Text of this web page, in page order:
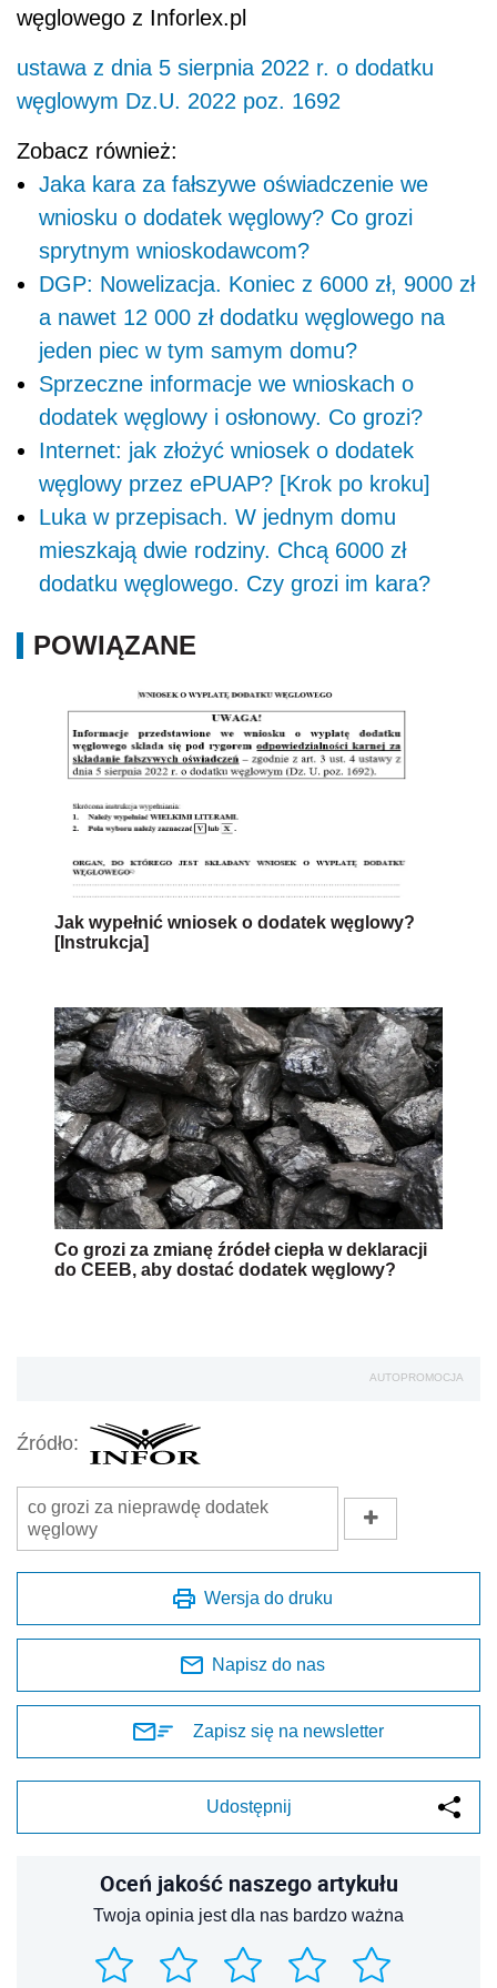
węglowego z Inforlex.pl
ustawa z dnia 5 sierpnia 2022 r. o dodatku
węglowym Dz.U. 2022 poz. 1692
Zobacz również:
Jaka kara za fałszywe oświadczenie we
wniosku o dodatek węglowy? Co grozi
sprytnym wnioskodawcom?
DGP: Nowelizacja. Koniec z 6000 zł, 9000 zł
a nawet 12 000 zł dodatku węglowego na
jeden piec w tym samym domu?
Sprzeczne informacje we wnioskach o
dodatek węglowy i osłonowy. Co grozi?
Internet: jak złożyć wniosek o dodatek
węglowy przez ePUAP? [Krok po kroku]
Luka w przepisach. W jednym domu
mieszkają dwie rodziny. Chcą 6000 zł
dodatku węglowego. Czy grozi im kara?
POWIĄZANE
Jak wypełnić wniosek o dodatek węglowy?
[Instrukcja]
Co grozi za zmianę źródeł ciepła w deklaracji
do CEEB, aby dostać dodatek węglowy?
AUTOPROMOCJA
Źródło:
co grozi za nieprawdę dodatek
węglowy
Wersja do druku
Napisz do nas
Zapisz się na newsletter
Udostępnij
Oceń jakość naszego artykułu
Twoja opinia jest dla nas bardzo ważna